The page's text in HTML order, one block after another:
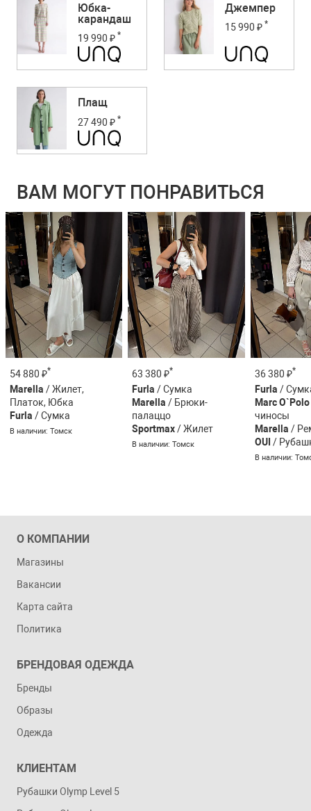
Юбка-
карандаш
19 990 ₽ *
Джемпер
15 990 ₽ *
Плащ
27 490 ₽ *
ВАМ МОГУТ ПОНРАВИТЬСЯ
54 880 ₽*
Marella / Жилет,
Платок, Юбка
Furla / Сумка
В наличии: Томск
63 380 ₽*
Furla / Сумка
Marella / Брюки-
палаццо
Sportmax/ Жилет
В наличии: Томск
36 380 ₽*
Furla /
Marc O`Polo
чиносы
Marella /
OUI /
В наличии:
О КОМПАНИИ
Магазины
Вакансии
Карта сайта
Политика
БРЕНДОВАЯ ОДЕЖДА
Бренды
Образы
Одежда
КЛИЕНТАМ
Рубашки Olymp Level 5